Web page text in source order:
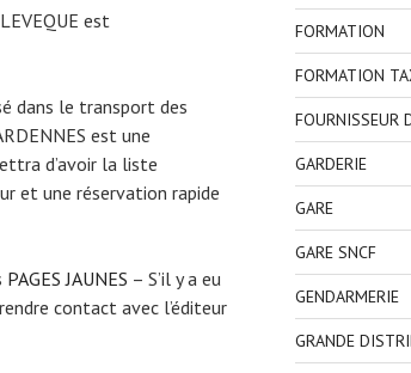
est
dans le transport des
est une
d’avoir la liste
et une réservation rapide
PAGES JAUNES – S’il y a eu
contact avec l’éditeur
FORMATION
FORMATION
FOURNISSEUR
GARDERIE
GARE
GARE SNCF
GENDARMERIE
GRANDE